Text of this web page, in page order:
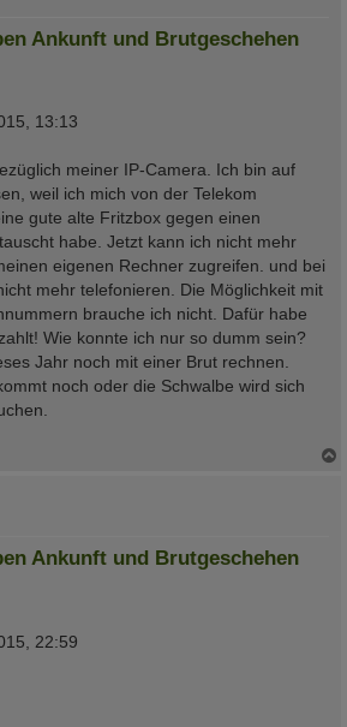
Ankunft und Brutgeschehen
13:13
meiner IP-Camera. Ich bin auf
weil ich mich von der Telekom
gute alte Fritzbox gegen einen
habe. Jetzt kann ich nicht mehr
eigenen Rechner zugreifen. und bei
mehr telefonieren. Die Möglichkeit mit
brauche ich nicht. Dafür habe
Wie konnte ich nur so dumm sein?
Jahr noch mit einer Brut rechnen.
noch oder die Schwalbe wird sich
Ankunft und Brutgeschehen
22:59